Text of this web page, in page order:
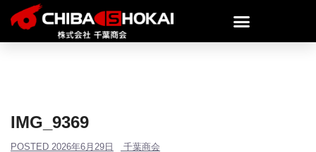
IMG_9369
POSTED 2026年6月29日 千葉商会